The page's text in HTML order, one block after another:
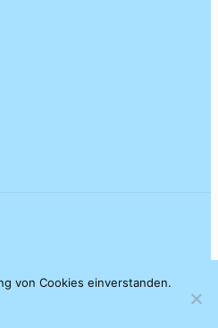
von Cookies einverstanden.